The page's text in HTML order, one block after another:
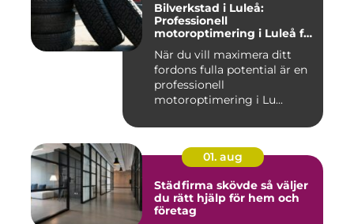
Bilverkstad i Luleå:
Professionell
motoroptimering i Luleå för
När du vill maximera ditt
fordons fulla potential är en
professionell
motoroptimering i Lu...
01. aug
Städfirma skövde så väljer
du rätt hjälp för hem och
företag